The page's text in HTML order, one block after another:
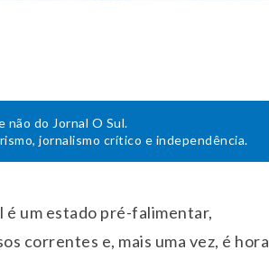
não do Jornal O Sul.
jornalismo crítico e independência.
é um estado pré-falimentar,
correntes e, mais uma vez, é hora